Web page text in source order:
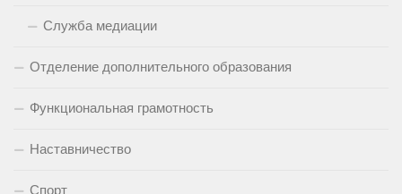
Служба медиации
Отделение дополнительного образования
Функциональная грамотность
Наставничество
Спорт